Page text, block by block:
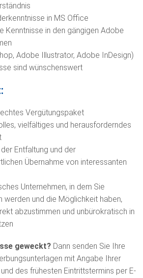
in MS Office
Kenntnisse in den gängigen Adobe
Adobe Illustrator, Adobe InDesign)
sind wünschenswert
Vergütungspaket
vielfältiges und herausforderndes
Entfaltung und der
Übernahme von interessanten
Unternehmen, in dem Sie
werden und die Möglichkeit haben,
abzustimmen und unbürokratisch in
geweckt? Dann senden Sie Ihre
mit Angabe Ihrer
des frühesten Eintrittstermins per E-